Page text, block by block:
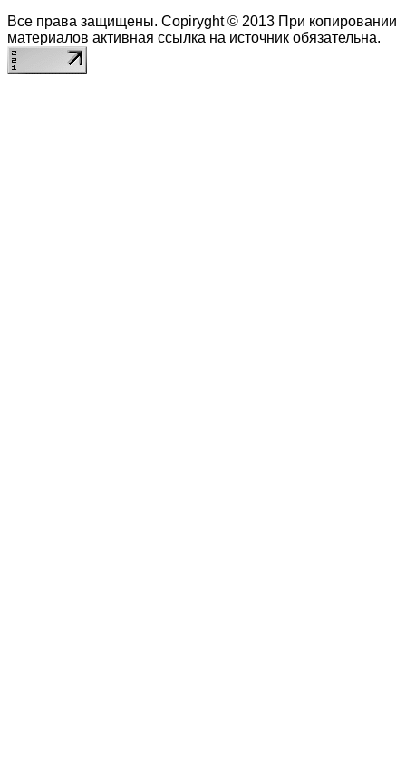
Все права защищены. Copiryght © 2013 При копировании
материалов активная ссылка на источник обязательна.